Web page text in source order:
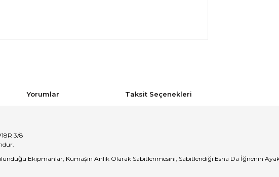
Yorumlar Taksit Seçenekleri
3/8
Ekipmanlar; Kumaşın Anlık Olarak Sabitlenmesini, Sabitlendiği Esna Da İğnenin